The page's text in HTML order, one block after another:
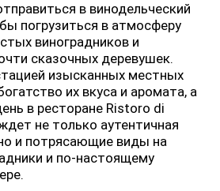
в винодельческий
погрузиться в атмосферу
виноградников и
сказочных деревушек.
изысканных местных
их вкуса и аромата, а
в ресторане Ristoro di
не только аутентичная
и потрясающие виды на
и по-настоящему